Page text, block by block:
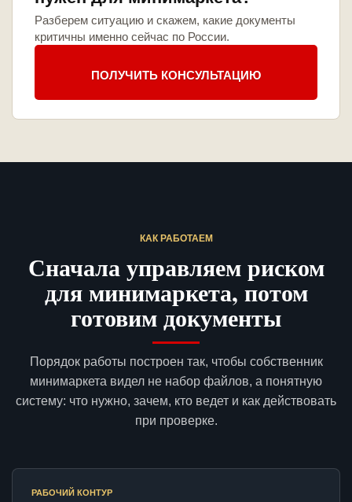
Разберем ситуацию и скажем, какие документы
критичны именно сейчас по России.
ПОЛУЧИТЬ КОНСУЛЬТАЦИЮ
КАК РАБОТАЕМ
Сначала управляем риском
для минимаркета, потом
готовим документы
Порядок работы построен так, чтобы собственник
минимаркета видел не набор файлов, а понятную
систему: что нужно, зачем, кто ведет и как действовать
при проверке.
РАБОЧИЙ КОНТУР